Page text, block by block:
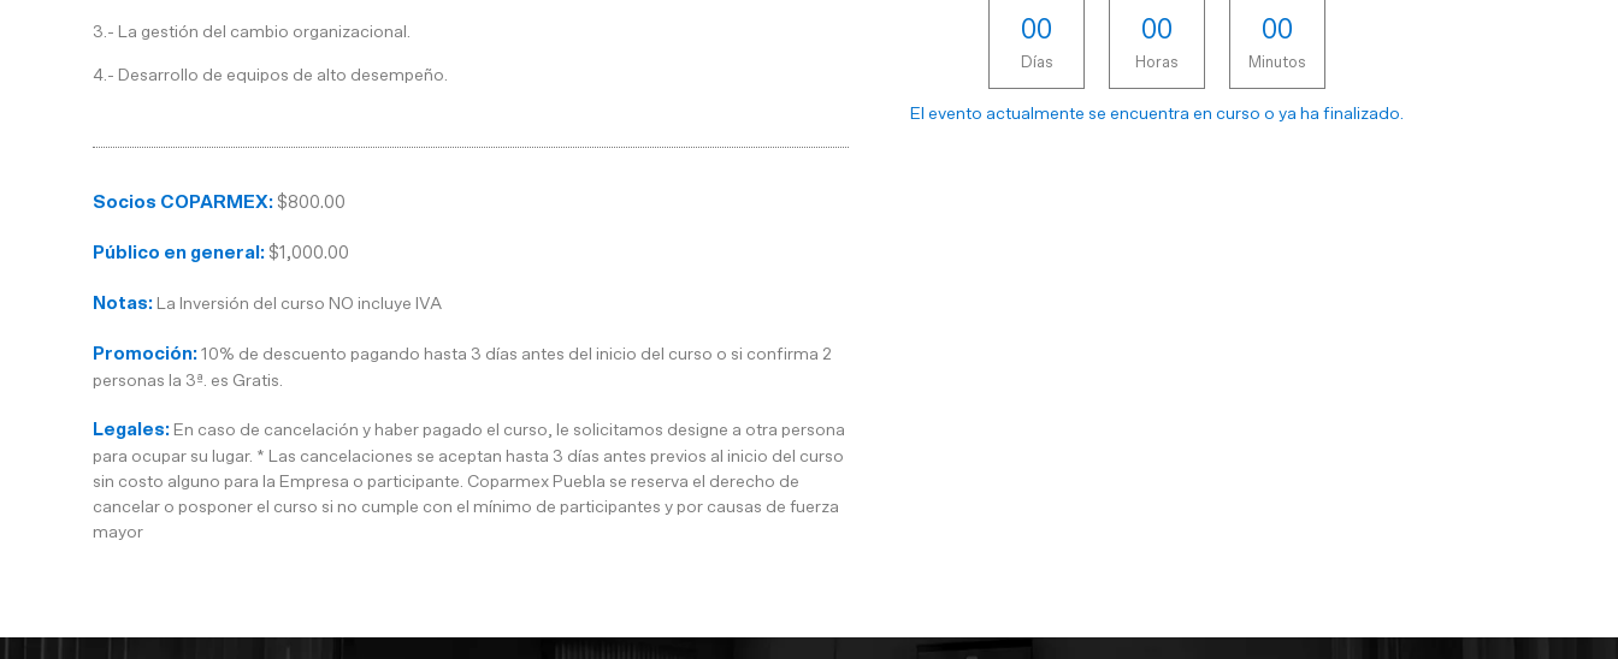
3.- La gestión del cambio organizacional.
4.- Desarrollo de equipos de alto desempeño.
Socios COPARMEX: $800.00
Público en general: $1,000.00
Notas: La Inversión del curso NO incluye IVA
Promoción: 10% de descuento pagando hasta 3 días antes del inicio del curso o si confirma 2
personas la 3ª. es Gratis.
Legales: En caso de cancelación y haber pagado el curso, le solicitamos designe a otra persona
para ocupar su lugar. * Las cancelaciones se aceptan hasta 3 días antes previos al inicio del curso
sin costo alguno para la Empresa o participante. Coparmex Puebla se reserva el derecho de
cancelar o posponer el curso si no cumple con el mínimo de participantes y por causas de fuerza
mayor
00
Días
00
Horas
00
Minutos
El evento actualmente se encuentra en curso o ya ha finalizado.